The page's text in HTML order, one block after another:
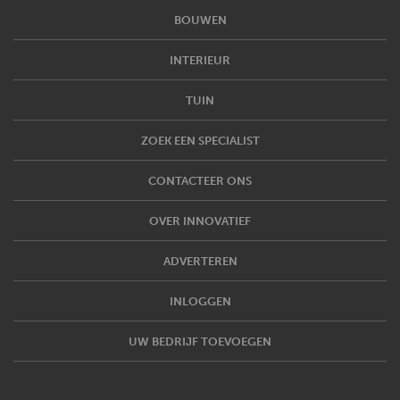
BOUWEN
INTERIEUR
TUIN
ZOEK EEN SPECIALIST
CONTACTEER ONS
OVER INNOVATIEF
ADVERTEREN
INLOGGEN
UW BEDRIJF TOEVOEGEN